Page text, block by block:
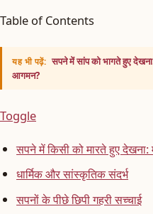
Table of Contents
यह भी पढ़ें: सपने में सांप को भागते हुए
आगमन?
Toggle
सपने में किसी को मारते हुए देखना:
धार्मिक और सांस्कृतिक संदर्भ
सपनों के पीछे छिपी गहरी सच्चाई